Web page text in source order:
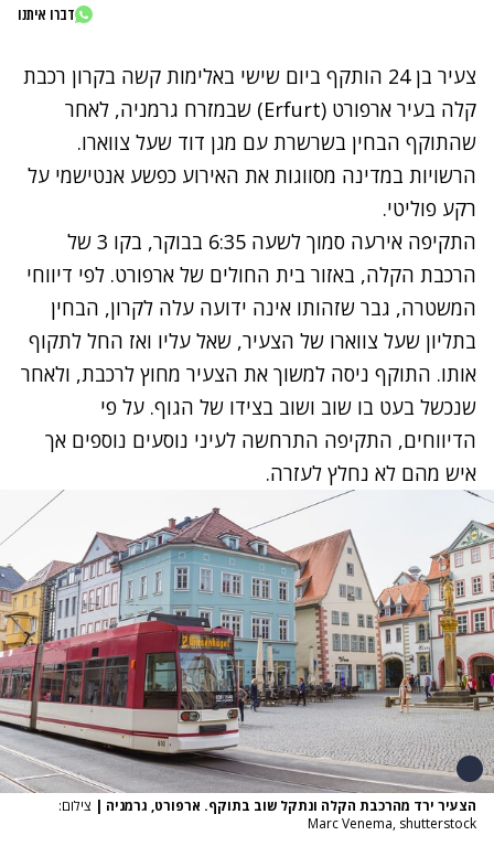
דברו איתנו
צעיר בן 24 הותקף ביום שישי באלימות קשה בקרון רכבת
קלה בעיר ארפורט (Erfurt) שבמזרח גרמניה, לאחר
שהתוקף הבחין בשרשרת עם מגן דוד שעל צווארו.
הרשויות במדינה מסווגות את האירוע כפשע אנטישמי על
רקע פוליטי.
התקיפה אירעה סמוך לשעה 6:35 בבוקר, בקו 3 של
הרכבת הקלה, באזור בית החולים של ארפורט. לפי דיווחי
המשטרה, גבר שזהותו אינה ידועה עלה לקרון, הבחין
בתליון שעל צווארו של הצעיר, שאל עליו ואז החל לתקוף
אותו. התוקף ניסה למשוך את הצעיר מחוץ לרכבת, ולאחר
שנכשל בעט בו שוב ושוב בצידו של הגוף. על פי
הדיווחים, התקיפה התרחשה לעיני נוסעים נוספים אך
איש מהם לא נחלץ לעזרה.
הצעיר ירד מהרכבת הקלה ונתקל שוב בתוקף. ארפורט, גרמניה | צילום:
Marc Venema, shutterstock